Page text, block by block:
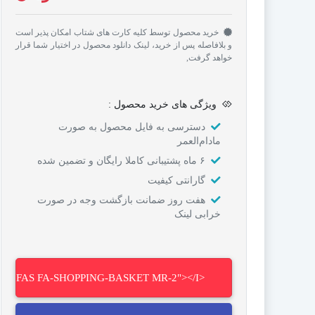
خرید محصول توسط کلیه کارت های شتاب امکان پذیر است
و بلافاصله پس از خرید، لینک دانلود محصول در اختیار شما قرار
خواهد گرفت,
ویژگی های خرید محصول :
دسترسی به فایل محصول به صورت
مادام‌العمر
۶ ماه پشتیبانی کاملا رایگان و تضمین شده
گارانتی کیفیت
هفت روز ضمانت بازگشت وجه در صورت
خرابی لینک